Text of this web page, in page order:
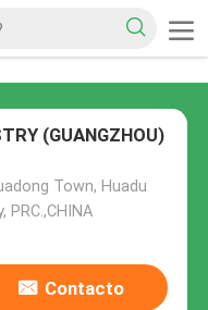
(GUANGZHOU)
Town, Huadu
Contacto